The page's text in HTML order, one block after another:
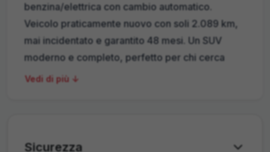
benzina/elettrica con cambio automatico.
Veicolo praticamente nuovo con soli 2.089 km,
mai incidentato e garantito 48 mesi. Un SUV
moderno e completo, perfetto per chi cerca
efficienza e tecnologia. Registrazione: 04/2026,
48 mesi Comfort & Convenience: Climatizzatore
Vedi di più ↓
Sicurezza